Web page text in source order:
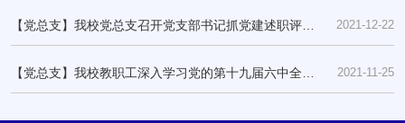
2021-12-22
【党总支】我校党总支召开党支部书记抓党建述职评议
考核会议
2021-11-25
【党总支】我校教职工深入学习党的第十九届六中全会
精神